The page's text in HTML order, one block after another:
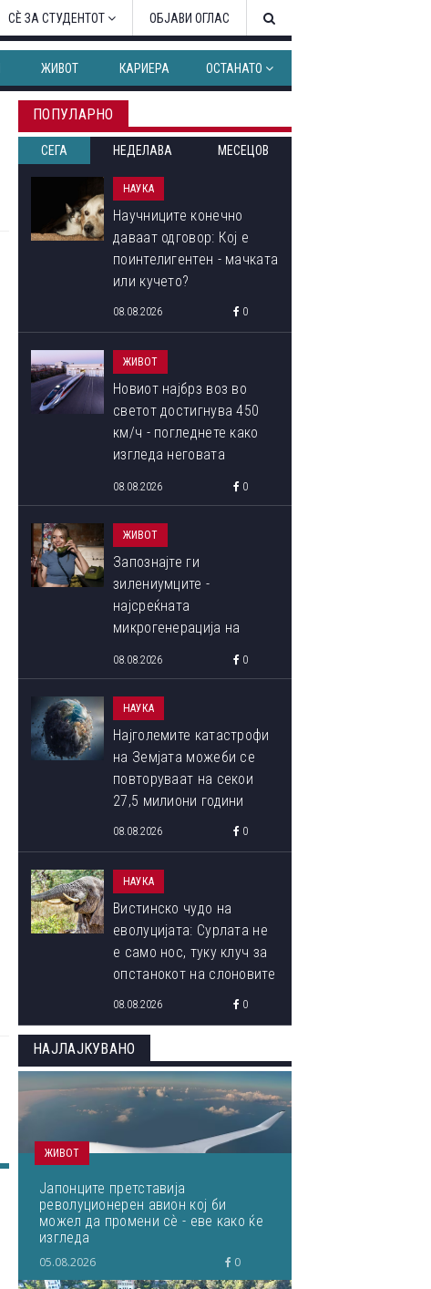
СЀ ЗА СТУДЕНТОТ ОБЈАВИ ОГЛАС
ЖИВОТ КАРИЕРА ОСТАНАТО
ПОПУЛАРНО
СЕГА НЕДЕЛАВА МЕСЕЦОВ
НАУКА
Научниците конечно
даваат одговор: Кој е
поинтелигентен - мачката
или кучето?
08.08.2026 0
ЖИВОТ
Новиот најбрз воз во
светот достигнува 450
км/ч - погледнете како
изгледа неговата
08.08.2026 0
ЖИВОТ
Запознајте ги
зилениумците -
најсреќната
микрогенерација на
меѓу 1993 и 1998 година
08.08.2026 0
НАУКА
Најголемите катастрофи
на Земјата можеби се
повторуваат на секои
27,5 милиони години
08.08.2026 0
НАУКА
Вистинско чудо на
еволуцијата: Сурлата не
е само нос, туку клуч за
опстанокот на слоновите
08.08.2026 0
НАЈЛАЈКУВАНО
ЖИВОТ
Јапонците претставија
револуционерен авион кој би
можел да промени сѐ - еве како ќе
изгледа
05.08.2026 0